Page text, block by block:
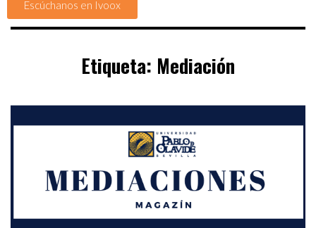
Escúchanos en Ivoox
Etiqueta: Mediación